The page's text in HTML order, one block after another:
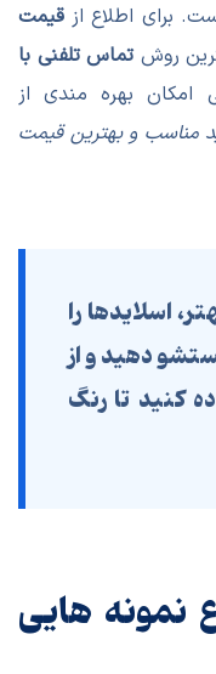
برای اطلاع از قیمت
روش تماس تلفنی با
بهره مندی از
مناسب و بهترین قیمت
اسلایدها را
دهید و از
کنید تا رنگ
نمونه هایی